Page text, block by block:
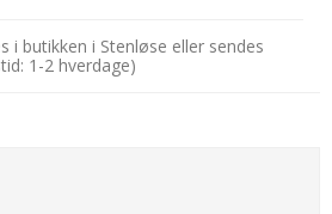
i butikken i Stenløse eller sendes
1-2 hverdage)